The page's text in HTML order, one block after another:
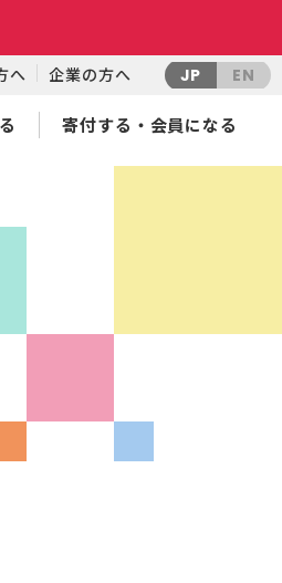
へ 企業の方へ JP EN
寄付する・会員になる